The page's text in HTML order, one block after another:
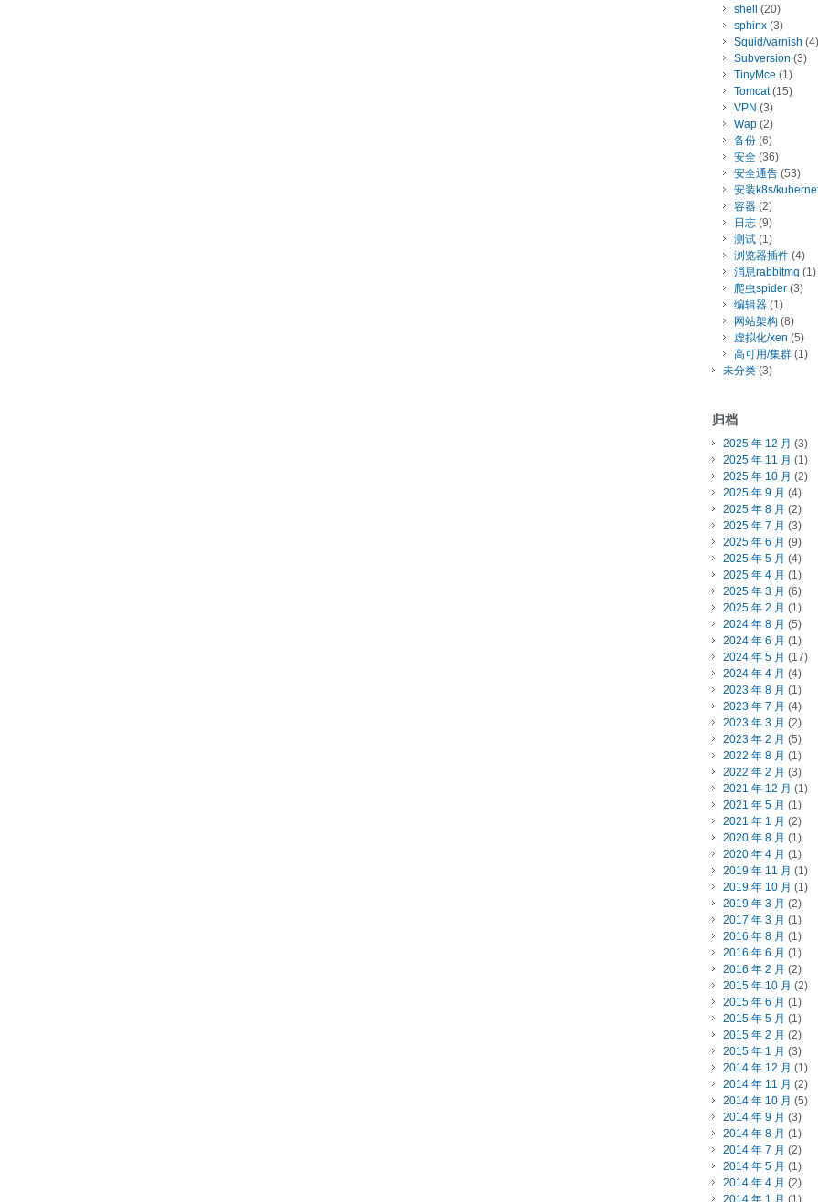
shell
(20)
sphinx (3)
Squid/varnish (4)
Subversion (3)
TinyMce (1)
Tomcat(15)
VPN (3)
Wap (2)
备份 (6)
安全 (36)
安全通告 (53)
安装k8s/
容器 (2)
日志 (9)
测试 (1)
浏览器插件 (4)
消息rabbitmq (1)
爬虫spider (3)
编辑器 (1)
网站架构 (8)
虚拟化/xen (5)
高可用/集群 (1)
未分类 (3)
归档
2025 年 12 月 (3)
2025 年 11 月 (1)
2025 年 10 月 (2)
2025 年 9 月 (4)
2025 年 8 月 (2)
2025 年 7 月 (3)
2025 年 6 月 (9)
2025 年 5 月 (4)
2025 年 4 月 (1)
2025 年 3 月 (6)
2025 年 2 月 (1)
2024 年 8 月 (5)
2024 年 6 月 (1)
2024 年 5 月 (17)
2024 年 4 月 (4)
2023 年 8 月 (1)
2023 年 7 月 (4)
2023 年 3 月 (2)
2023 年 2 月 (5)
2022 年 8 月 (1)
2022 年 2 月 (3)
2021 年 12 月 (1)
2021 年 5 月 (1)
2021 年 1 月 (2)
2020 年 8 月 (1)
2020 年 4 月 (1)
2019 年 11 月 (1)
2019 年 10 月 (1)
2019 年 3 月 (2)
2017 年 3 月 (1)
2016 年 8 月 (1)
2016 年 6 月 (1)
2016 年 2 月 (2)
2015 年 10 月 (2)
2015 年 6 月 (1)
2015 年 5 月 (1)
2015 年 2 月 (2)
2015 年 1 月 (3)
2014 年 12 月 (1)
2014 年 11 月 (2)
2014 年 10 月 (5)
2014 年 9 月 (3)
2014 年 8 月 (1)
2014 年 7 月 (2)
2014 年 5 月 (1)
2014 年 4 月 (2)